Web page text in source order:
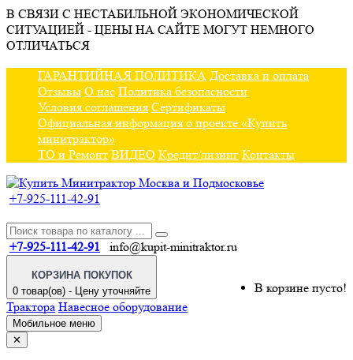
В СВЯЗИ С НЕСТАБИЛЬНОЙ ЭКОНОМИЧЕСКОЙ
СИТУАЦИЕЙ - ЦЕНЫ НА САЙТЕ МОГУТ НЕМНОГО
ОТЛИЧАТЬСЯ
ГАРАНТИЙНАЯ ПОЛИТИКА Доставка и оплата
Отзывы О нас Политика безопасности
Условия соглашения Сертификаты
Официальная информация о проекте «Купить
минитрактор»
ТО и Ремонт ВИДЕО Кредит/лизинг Контакты
+7-925-111-42-91
+7-925-111-42-91 info@kupit-minitraktor.ru
КОРЗИНА ПОКУПОК
0 товар(ов) - Цену уточняйте
В корзине пусто!
Трактора Навесное оборудование
Мобильное меню
✕